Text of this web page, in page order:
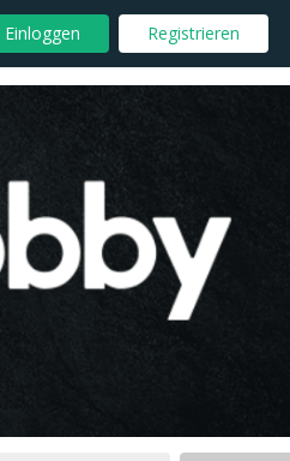
Einloggen Registrieren